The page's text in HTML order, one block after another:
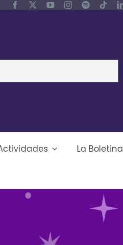
La Boletina